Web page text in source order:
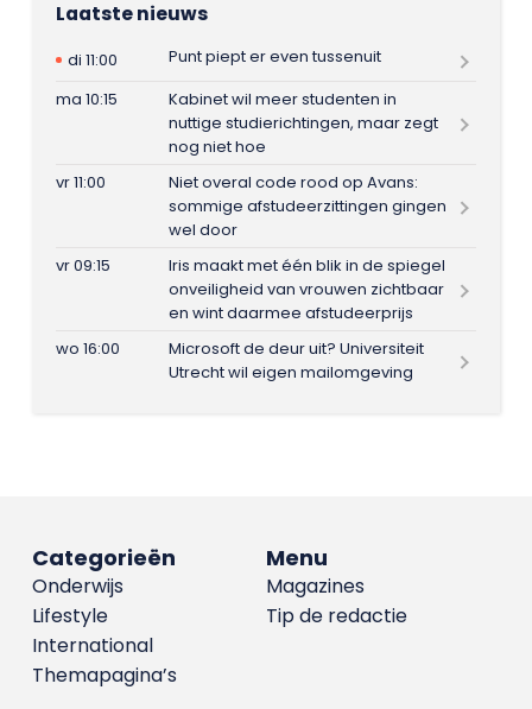
Laatste nieuws
di 11:00
Punt piept er even tussenuit
ma 10:15
Kabinet wil meer studenten in
nuttige studierichtingen, maar zegt
nog niet hoe
vr 11:00
Niet overal code rood op Avans:
sommige afstudeerzittingen gingen
wel door
vr 09:15
Iris maakt met één blik in de spiegel
onveiligheid van vrouwen zichtbaar
en wint daarmee afstudeerprijs
wo 16:00
Microsoft de deur uit? Universiteit
Utrecht wil eigen mailomgeving
Menu
Magazines
Tip de redactie
Categorieën
Onderwijs
Lifestyle
International
Themapagina’s